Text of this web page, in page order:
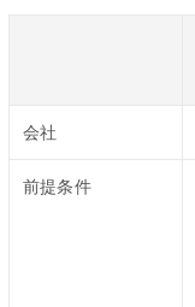
会社
前提条件